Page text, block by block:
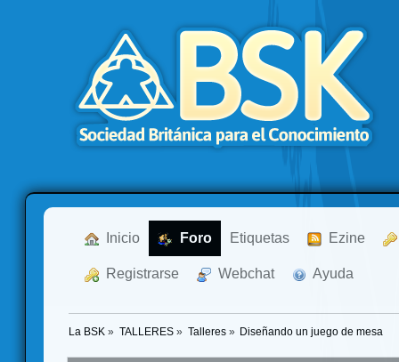
Inicio Foro Etiquetas Ezine
Registrarse Webchat Ayuda
La BSK » TALLERES» Talleres» Diseñando un juego de mesa